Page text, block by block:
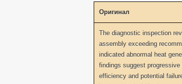
Оригинал
The diagnostic inspection
assembly exceeding
indicated abnormal heat
findings suggest
efficiency and potential